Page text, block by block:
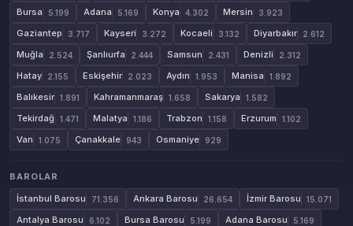
Bursa 5.199 Adana 5.169 Konya 4.302 Mersin 3.923
Gaziantep 3.717 Kayseri 3.272 Kocaeli 3.132 Diyarbakır 2.612
Muğla 2.524 Şanlıurfa 2.444 Samsun 2.431 Denizli 2.312
Hatay 2.155 Eskişehir 2.023 Aydın 1.953 Manisa 1.892
Balıkesir 1.891 Kahramanmaraş 1.658 Sakarya 1.582
Tekirdağ 1.471 Malatya 1.186 Trabzon 1.158 Erzurum 1.102
Van 1.075 Çanakkale 943 Osmaniye 929
BAROLAR
İstanbul Barosu
71.356 Ankara Barosu 26.654 İzmir Barosu 15.071
Antalya Barosu 6.102 Bursa Barosu 5.199 Adana Barosu 5.169